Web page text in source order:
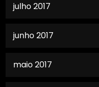
julho 2017
junho 2017
maio 2017